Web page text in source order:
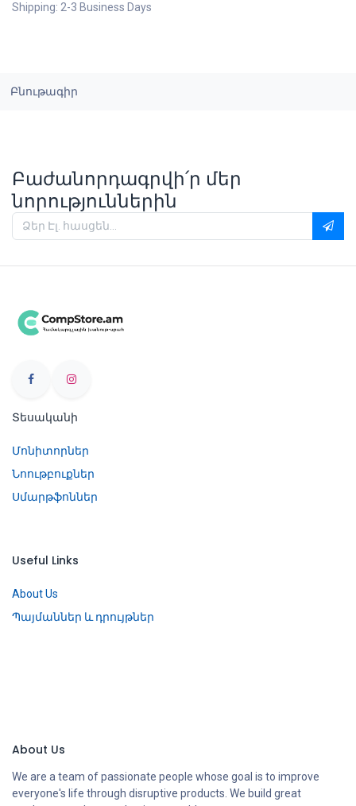
Shipping: 2-3 Business Days
Բնութագիր
Բաժանորդագրվի՛ր մեր
նորություններին
Տեսականի
Մոնիտորներ
Նոութբուքներ
Սմարթֆոններ
Useful Links
About Us
Պայմաններ և դրույթներ
About Us
We are a team of passionate people whose goal is to improve
everyone's life through disruptive products. We build great